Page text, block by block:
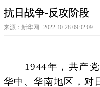
抗日战争-反攻阶段
来源：新华网 2022-10-28 09:02:09
1944年，共产党
华中、华南地区，对